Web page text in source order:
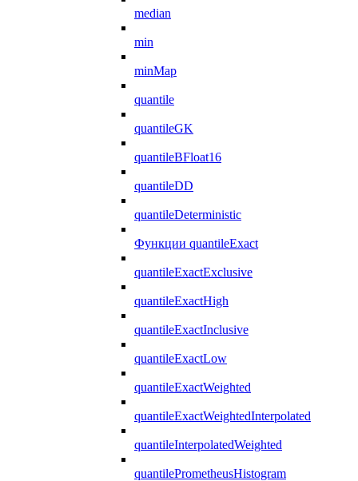
median
min
minMap
quantile
quantileGK
quantileBFloat16
quantileDD
quantileDeterministic
Функции quantileExact
quantileExactExclusive
quantileExactHigh
quantileExactInclusive
quantileExactLow
quantileExactWeighted
quantileExactWeightedInterpolated
quantileInterpolatedWeighted
quantilePrometheusHistogram